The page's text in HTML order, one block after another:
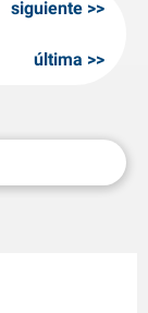
siguiente
última